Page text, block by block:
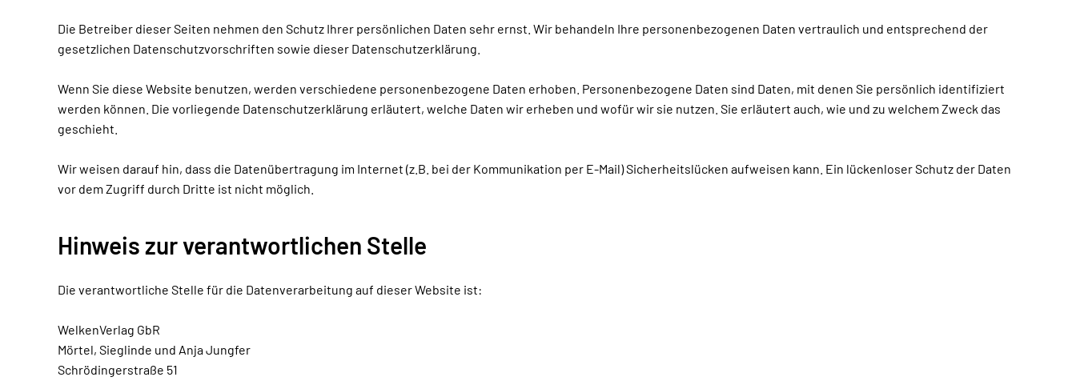
Die Betreiber dieser Seiten nehmen den Schutz Ihrer persönlichen Daten sehr ernst. Wir behandeln Ihre personenbezogenen Daten vertraulich und entsprechend der
gesetzlichen Datenschutzvorschriften sowie dieser Datenschutzerklärung.
Wenn Sie diese Website benutzen, werden verschiedene personenbezogene Daten erhoben. Personenbezogene Daten sind Daten, mit denen Sie persönlich identifiziert
werden können. Die vorliegende Datenschutzerklärung erläutert, welche Daten wir erheben und wofür wir sie nutzen. Sie erläutert auch, wie und zu welchem Zweck das
geschieht.
Wir weisen darauf hin, dass die Datenübertragung im Internet (z.B. bei der Kommunikation per E-Mail) Sicherheitslücken aufweisen kann. Ein lückenloser Schutz der Daten
vor dem Zugriff durch Dritte ist nicht möglich.
Hinweis zur verantwortlichen Stelle
Die verantwortliche Stelle für die Datenverarbeitung auf dieser Website ist:
WelkenVerlag GbR
Mörtel, Sieglinde und Anja Jungfer
Schrödingerstraße 51